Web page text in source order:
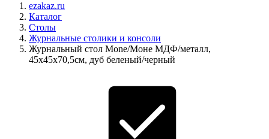
ezakaz.ru
Каталог
Столы
Журнальные столики и консоли
Журнальный стол Mone/Моне МДФ/металл,
45х45х70,5см, дуб беленый/черный